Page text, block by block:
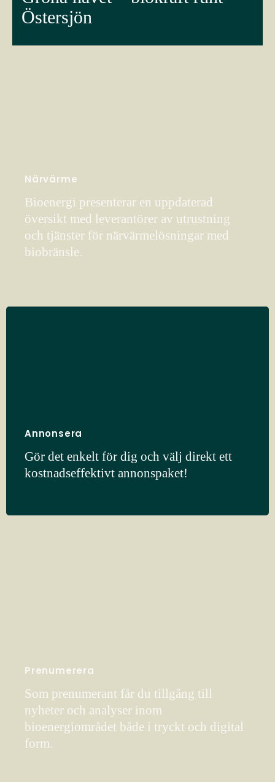
Östersjön
Närvärme
Bioenergi presenterar en uppdaterad
översikt med leverantörer av utrustning
och tjänster för närvärmelösningar med
biobränsle.
Annonsera
Gör det enkelt för dig och välj direkt ett
kostnadseffektivt annonspaket!
Prenumerera
Som prenumerant får du tillgång till
nyheter och analyser inom
bioenergiområdet både i tryckt och digital
form.